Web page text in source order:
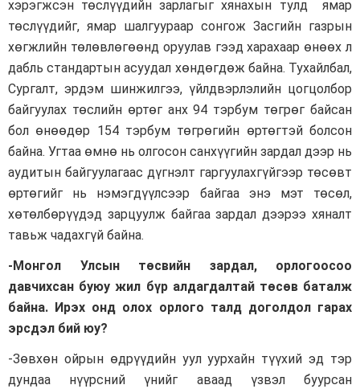
хэрэгжсэн төслүүдийн зарлагыг хянахын тулд ямар
төслүүдийг, ямар шалгуураар сонгож Засгийн газрын
хөгжлийн төлөвлөгөөнд оруулав гээд харахаар өнөөх л
дабль стандартын асуудал хөндөгдөж байна. Тухайлбал,
Сургалт, эрдэм шинжилгээ, үйлдвэрлэлийн цогцолбор
байгуулах төслийн өртөг анх 94 тэрбум төгрөг байсан
бол өнөөдөр 154 тэрбум төгрөгийн өртөгтэй болсон
байна. Угтаа өмнө нь олгосон санхүүгийн зардал дээр нь
аудитын байгуулагаас дүгнэлт гаргуулахгүйгээр төсөвт
өртөгийг нь нэмэгдүүлсээр байгаа энэ мэт төсөл,
хөтөлбөрүүдэд зарцуулж байгаа зардал дээрээ хяналт
тавьж чадахгүй байна.
-Монгол Улсын төсвийн зардал, орлогоосоо
давчихсан буюу жил бүр алдагдалтай төсөв баталж
байна. Ирэх онд олох орлого талд доголдол гарах
эрсдэл бий юу?
-Зөвхөн ойрын өдрүүдийн уул уурхайн түүхий эд тэр
дундаа нүүрсний үнийг аваад үзвэл буурсан